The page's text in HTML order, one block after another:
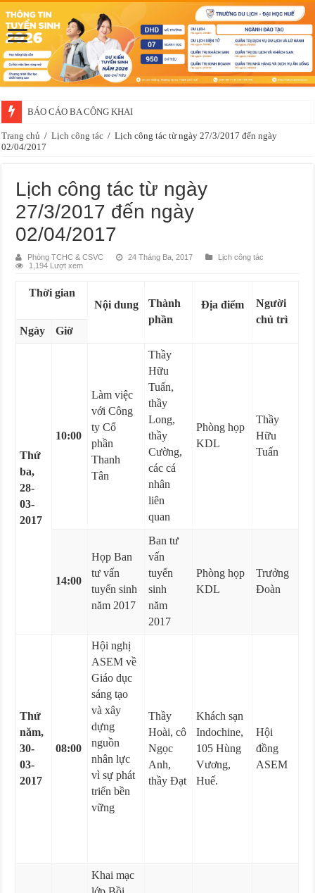
BÁO CÁO BA CÔNG KHAI
Trang chủ / Lịch công tác / Lịch công tác từ ngày 27/3/2017 đến ngày
02/04/2017
Lịch công tác từ ngày
27/3/2017 đến ngày
02/04/2017
Phòng TCHC & CSVC 24 Tháng Ba, 2017
Lịch công tác
1,194 Lượt xem
Thời gian
Nội dung
Thành
phần
Địa điểm
Người
chủ trì
Ngày
Giờ
Thứ
ba,
28-
03-
2017
10:00
Làm việc
với Công
ty Cổ
phần
Thanh
Tân
Thầy
Hữu
Tuấn,
thầy
Long,
thầy
Cường,
các cá
nhân
liên
quan
Phòng họp
KDL
Thầy
Hữu
Tuấn
14:00
Họp Ban
tư vấn
tuyển sinh
năm 2017
Ban tư
vấn
tuyển
sinh
năm
2017
Phòng họp
KDL
Trưởng
Đoàn
Thứ
năm,
30-
03-
2017
08:00
Hội nghị
ASEM về
Giáo dục
sáng tạo
và xây
dựng
nguồn
nhân lực
vì sự phát
triển bền
vững
Thầy
Hoài, cô
Ngọc
Anh,
thầy Đạt
Khách sạn
Indochine,
105 Hùng
Vương,
Huế.
Hội
đồng
ASEM
Khai mạc